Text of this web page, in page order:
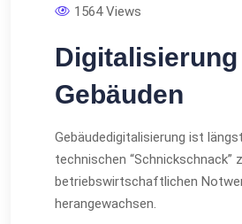
1564 Views
Gebäuden
Gebäudedigitalisierung ist
technischen “Schnickschnack”
betriebswirtschaftlichen
herangewachsen.